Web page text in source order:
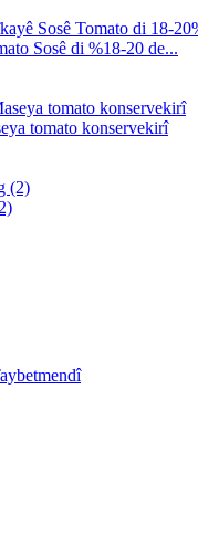
Sosê di %18-20 de...
tomato konservekirî